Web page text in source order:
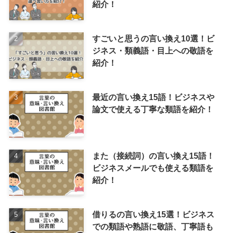
紹介！
すごいと思うの言い換え10選！ビ
ジネス・類義語・目上への敬語を
紹介！
最近の言い換え15語！ビジネスや
論文で使える丁寧な類語を紹介！
また（接続詞）の言い換え15語！
ビジネスメールでも使える類語を
紹介！
借りるの言い換え15選！ビジネス
での類語や熟語に敬語、丁寧語も